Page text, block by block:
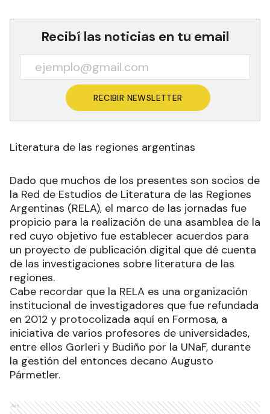
Recibí las noticias en tu email
RECIBIR NEWSLETTER
Literatura de las regiones argentinas
Dado que muchos de los presentes son socios de
la Red de Estudios de Literatura de las Regiones
Argentinas (RELA), el marco de las jornadas fue
propicio para la realización de una asamblea de la
red cuyo objetivo fue establecer acuerdos para
un proyecto de publicación digital que dé cuenta
de las investigaciones sobre literatura de las
regiones.
Cabe recordar que la RELA es una organización
institucional de investigadores que fue refundada
en 2012 y protocolizada aquí en Formosa, a
iniciativa de varios profesores de universidades,
entre ellos Gorleri y Budiño por la UNaF, durante
la gestión del entonces decano Augusto
Pármetler.
Ads